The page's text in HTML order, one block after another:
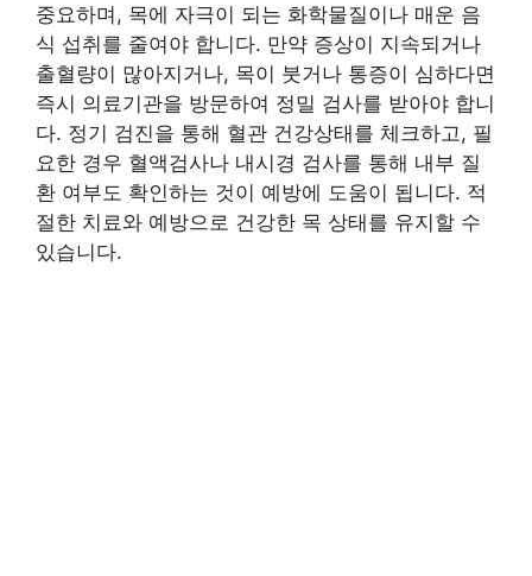
중요하며, 목에 자극이 되는 화학물질이나 매운 음
식 섭취를 줄여야 합니다. 만약 증상이 지속되거나
출혈량이 많아지거나, 목이 붓거나 통증이 심하다면
즉시 의료기관을 방문하여 정밀 검사를 받아야 합니
다. 정기 검진을 통해 혈관 건강상태를 체크하고, 필
요한 경우 혈액검사나 내시경 검사를 통해 내부 질
환 여부도 확인하는 것이 예방에 도움이 됩니다. 적
절한 치료와 예방으로 건강한 목 상태를 유지할 수
있습니다.